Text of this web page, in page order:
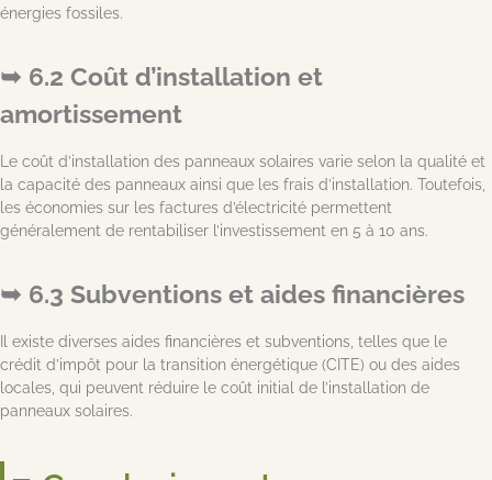
énergies fossiles.
6.2 Coût d’installation et
amortissement
Le coût d’installation des panneaux solaires varie selon la qualité et
la capacité des panneaux ainsi que les frais d’installation. Toutefois,
les économies sur les factures d’électricité permettent
généralement de rentabiliser l’investissement en 5 à 10 ans.
6.3 Subventions et aides financières
Il existe diverses aides financières et subventions, telles que le
crédit d’impôt pour la transition énergétique (CITE) ou des aides
locales, qui peuvent réduire le coût initial de l’installation de
panneaux solaires.